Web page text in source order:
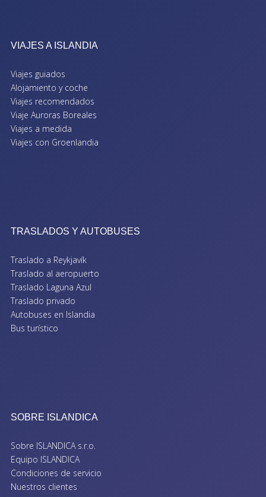
VIAJES A ISLANDIA
Viajes guiados
Alojamiento y coche
Viajes recomendados
Viaje Auroras Boreales
Viajes a medida
Viajes con Groenlandia
TRASLADOS Y AUTOBUSES
Traslado a Reykjavík
Traslado al aeropuerto
Traslado Laguna Azul
Traslado privado
Autobuses en Islandia
Bus turístico
SOBRE ISLANDICA
Sobre ISLANDICA s.r.o.
Equipo ISLANDICA
Condiciones de servicio
Nuestros clientes